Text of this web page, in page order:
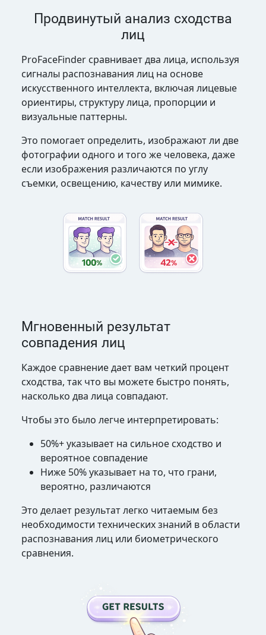
Продвинутый анализ сходства
лиц
ProFaceFinder сравнивает два лица, используя
сигналы распознавания лиц на основе
искусственного интеллекта, включая лицевые
ориентиры, структуру лица, пропорции и
визуальные паттерны.
Это помогает определить, изображают ли две
фотографии одного и того же человека, даже
если изображения различаются по углу
съемки, освещению, качеству или мимике.
Мгновенный результат
совпадения лиц
Каждое сравнение дает вам четкий процент
сходства, так что вы можете быстро понять,
насколько два лица совпадают.
Чтобы это было легче интерпретировать:
50%+ указывает на сильное сходство и
вероятное совпадение
Ниже 50% указывает на то, что грани,
вероятно, различаются
Это делает результат легко читаемым без
необходимости технических знаний в области
распознавания лиц или биометрического
сравнения.